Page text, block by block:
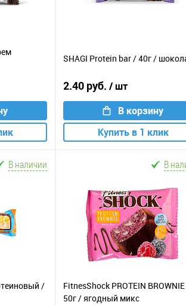
SHAGI Protein bar / 40г /
2.40 руб. / шт
В корзину
Купить в 1 клик
В наличии
/
В
FitnesShock PROTEIN
50г / ягодный микс